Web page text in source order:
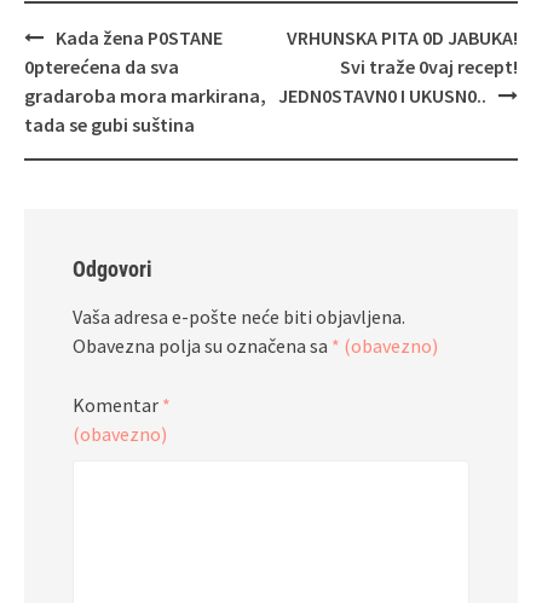
Navigacija
objava
Kada žena P0STANE
0pterećena da sva
gradaroba mora markirana,
tada se gubi suština
VRHUNSKA PITA 0D JABUKA!
Svi traže 0vaj recept!
JEDN0STAVN0 I UKUSN0..
Odgovori
Vaša adresa e-pošte neće biti objavljena.
Obavezna polja su označena sa * (obavezno)
Komentar *
(obavezno)